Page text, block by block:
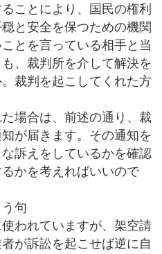
ことにより、国民の権利
と安全を保つための機関
とを言っている相手と当
、裁判所を介して解決を
裁判を起こしてくれた方
場合は、前述の通り、裁
が届きます。その通知を
訴えをしているかを確認
かを考えればいいので
句
われていますが、架空請
が訴訟を起こせば逆に自